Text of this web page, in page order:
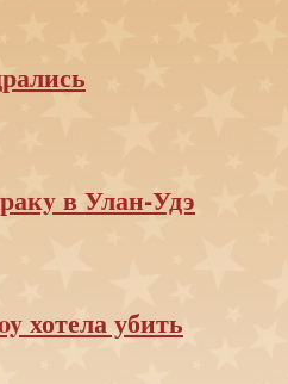
в Улан-Удэ
хотела убить